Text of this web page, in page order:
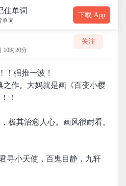
住单词
单词
下载 App
10时20分
关注
！强推一波！
之作。大妈就是画《百变小樱
！
极其治愈人心。画风很耐看。
寻小天使，百鬼目静，九轩